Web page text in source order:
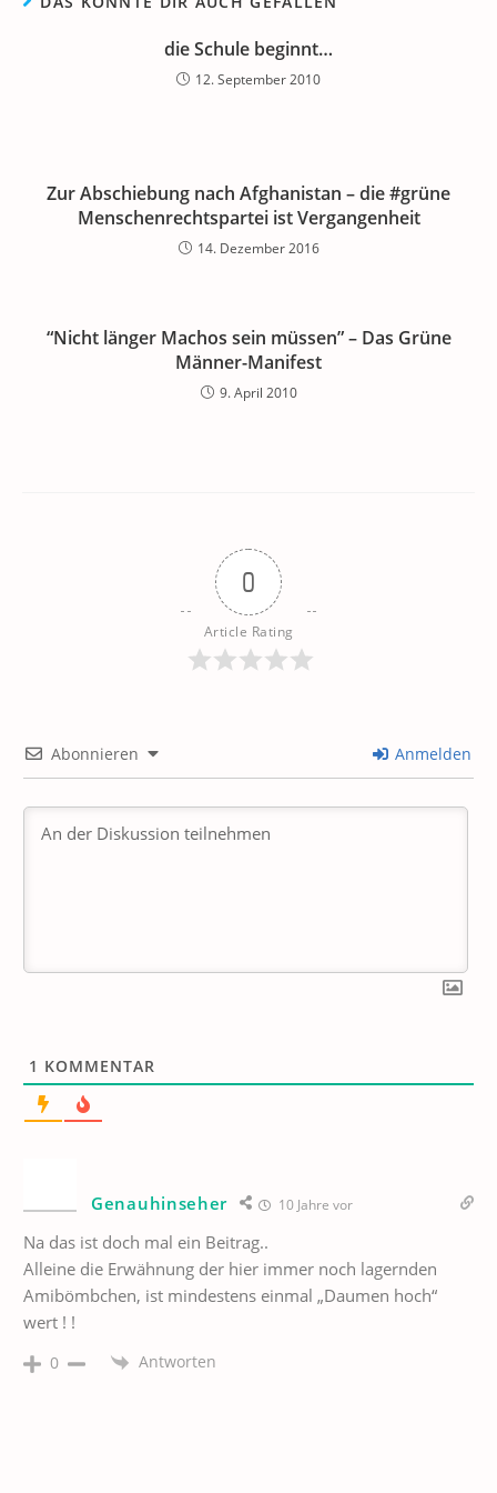
die Schule beginnt…
12. September 2010
Zur Abschiebung nach Afghanistan – die #grüne
Menschenrechtspartei ist Vergangenheit
14. Dezember 2016
“Nicht länger Machos sein müssen” – Das Grüne
Männer-Manifest
9. April 2010
0
Article Rating
Abonnieren Anmelden
1 KOMMENTAR
Genauhinseher 10 Jahre vor
Na das ist doch mal ein Beitrag..
Alleine die Erwähnung der hier immer noch lagernden
Amibömbchen, ist mindestens einmal „Daumen hoch“
wert ! !
0 Antworten